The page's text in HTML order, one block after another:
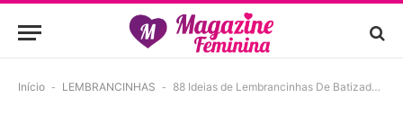
Início - LEMBRANCINHAS - 88 Ideias de Lembrancinhas De Batizado Para Padrinhos: Modelos, Dicas e Passo a Passo